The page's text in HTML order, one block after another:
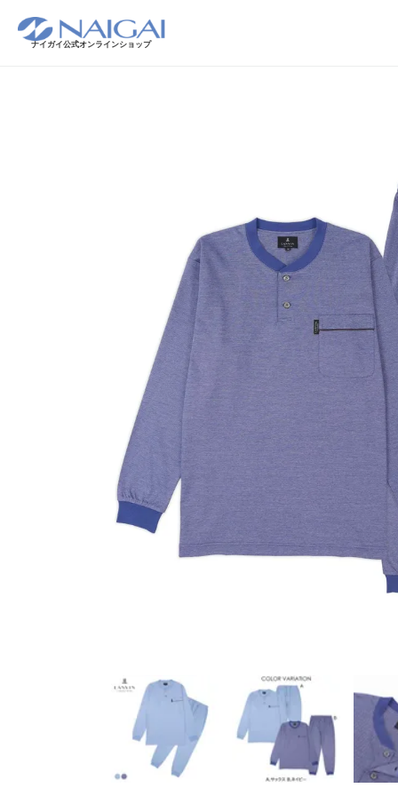
ナイガイ公式オンラインショップ